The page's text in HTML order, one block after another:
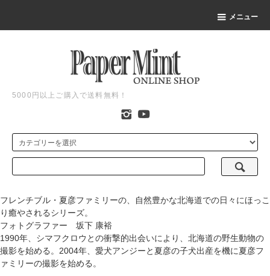
メニュー
5000円以上ご購入で送料無料！
フレンチブル・夏彦ファミリーの、自然豊かな北海道での日々にほっこ
り癒やされるシリーズ。
フォトグラファー 坂下 康裕
1990年、シマフクロウとの衝撃的出会いにより、北海道の野生動物の
撮影を始める。2004年、愛犬アンジーと夏彦の子犬出産を機に夏彦フ
ァミリーの撮影を始める。